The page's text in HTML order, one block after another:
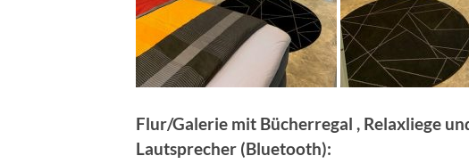
Flur/Galerie mit Bücherregal , Relaxliege
Lautsprecher (Bluetooth):